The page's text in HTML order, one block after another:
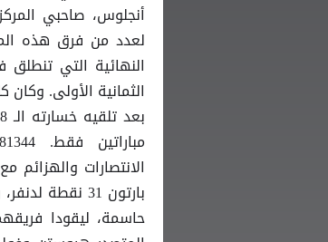
أنجلوس، صاحبي
لعدد من فرق هذه
النهائية التي
الثمانية الأولى.
الانتصارات والهزائم
حاسمة، ليقودا